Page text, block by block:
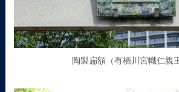
陶製扁額（有栖川宮幟仁親